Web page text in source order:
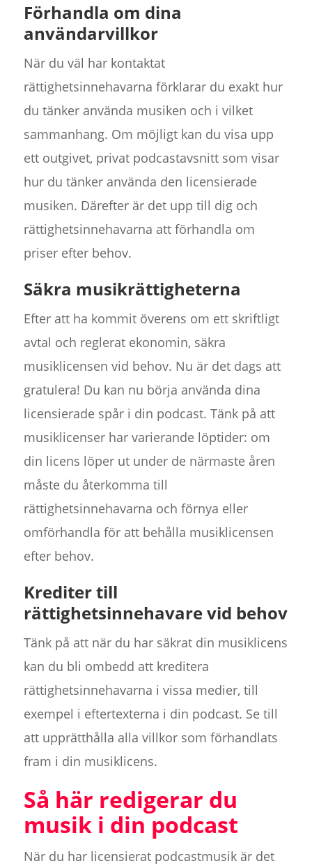
Förhandla om dina
användarvillkor
När du väl har kontaktat
rättighetsinnehavarna förklarar du exakt hur
du tänker använda musiken och i vilket
sammanhang. Om möjligt kan du visa upp
ett outgivet, privat podcastavsnitt som visar
hur du tänker använda den licensierade
musiken. Därefter är det upp till dig och
rättighetsinnehavarna att förhandla om
priser efter behov.
Säkra musikrättigheterna
Efter att ha kommit överens om ett skriftligt
avtal och reglerat ekonomin, säkra
musiklicensen vid behov. Nu är det dags att
gratulera! Du kan nu börja använda dina
licensierade spår i din podcast. Tänk på att
musiklicenser har varierande löptider: om
din licens löper ut under de närmaste åren
måste du återkomma till
rättighetsinnehavarna och förnya eller
omförhandla för att behålla musiklicensen
efter behov.
Krediter till
rättighetsinnehavare vid behov
Tänk på att när du har säkrat din musiklicens
kan du bli ombedd att kreditera
rättighetsinnehavarna i vissa medier, till
exempel i eftertexterna i din podcast. Se till
att upprätthålla alla villkor som förhandlats
fram i din musiklicens.
Så här redigerar du
musik i din podcast
När du har licensierat podcastmusik är det